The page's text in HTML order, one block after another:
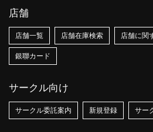
店舗
店舗一覧 店舗在庫検索 店舗に関
銀聯カード
サークル向け
サークル委託案内 新規登録 サー